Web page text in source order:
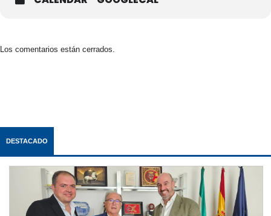
Los comentarios están cerrados.
DESTACADO